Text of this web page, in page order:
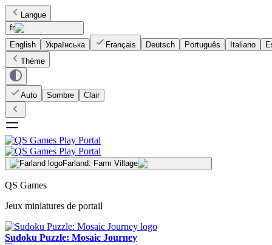
Langue
fr
English
Українська Français Deutsch Português Italiano
Thème
Auto Sombre Clair
Farland: Farm Village
QS Games
Jeux miniatures de portail
Sudoku Puzzle: Mosaic Journey